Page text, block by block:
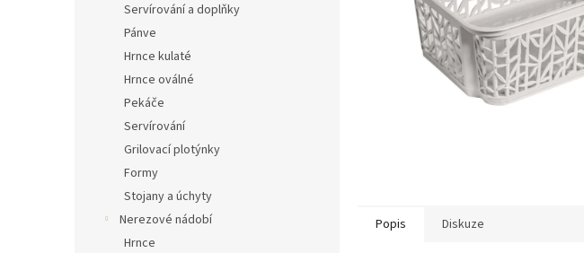
Servírování a doplňky
Pánve
Hrnce kulaté
Hrnce oválné
Pekáče
Servírování
Grilovací plotýnky
Formy
Stojany a úchyty
Nerezové nádobí
Hrnce
Popis Diskuze